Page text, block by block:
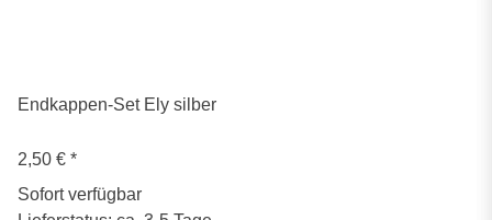
Endkappen-Set Ely silber
2,50 € *
Sofort verfügbar